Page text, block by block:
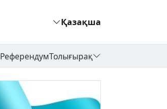
Қазақша
РеферендумТолығырақ